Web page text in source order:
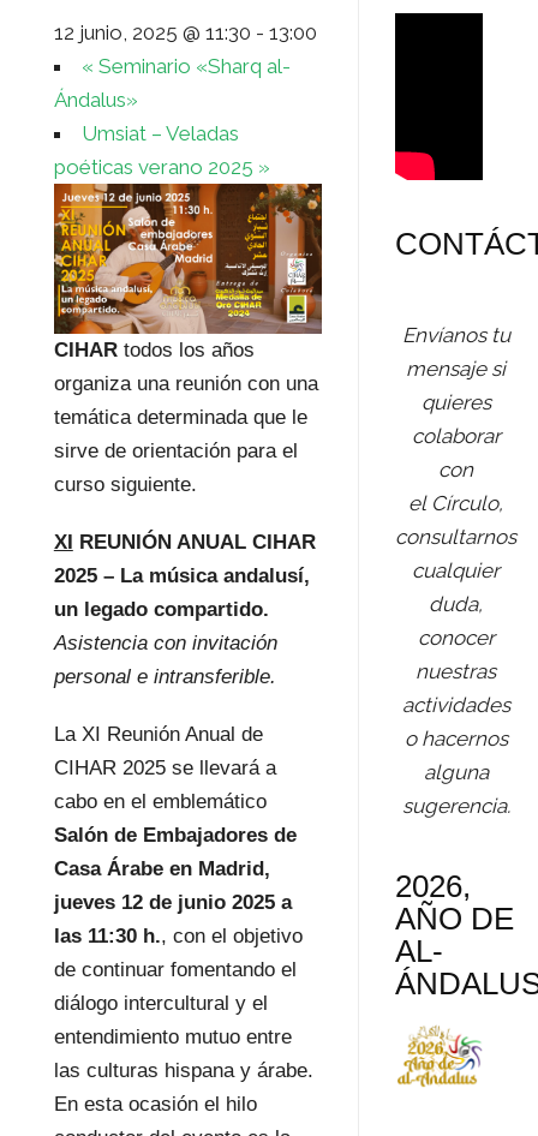
12 junio, 2025 @ 11:30 - 13:00
« Seminario «Sharq al-
Ándalus»
Umsiat – Veladas
poéticas verano 2025 »
CIHARtodos los años
organiza una reunión con una
temática determinada que le
sirve de orientación para el
curso siguiente.
XI REUNIÓN ANUAL CIHAR
2025 – La música andalusí,
un legado compartido.
Asistencia con invitación
personal e intransferible.
La XI Reunión Anual de
CIHAR 2025 se llevará a
cabo en el emblemático
Salón de Embajadores de
Casa Árabe en Madrid,
jueves 12 de junio 2025 a
las 11:30 h., con el objetivo
de continuar fomentando el
diálogo intercultural y el
entendimiento mutuo entre
las culturas hispana y árabe.
En esta ocasión el hilo
Envíanos tu
mensaje si
quieres
colaborar
con
el Círculo,
consultarnos
cualquier
duda,
conocer
nuestras
actividades
o hacernos
alguna
sugerencia.
2026,
AÑO DE
AL-